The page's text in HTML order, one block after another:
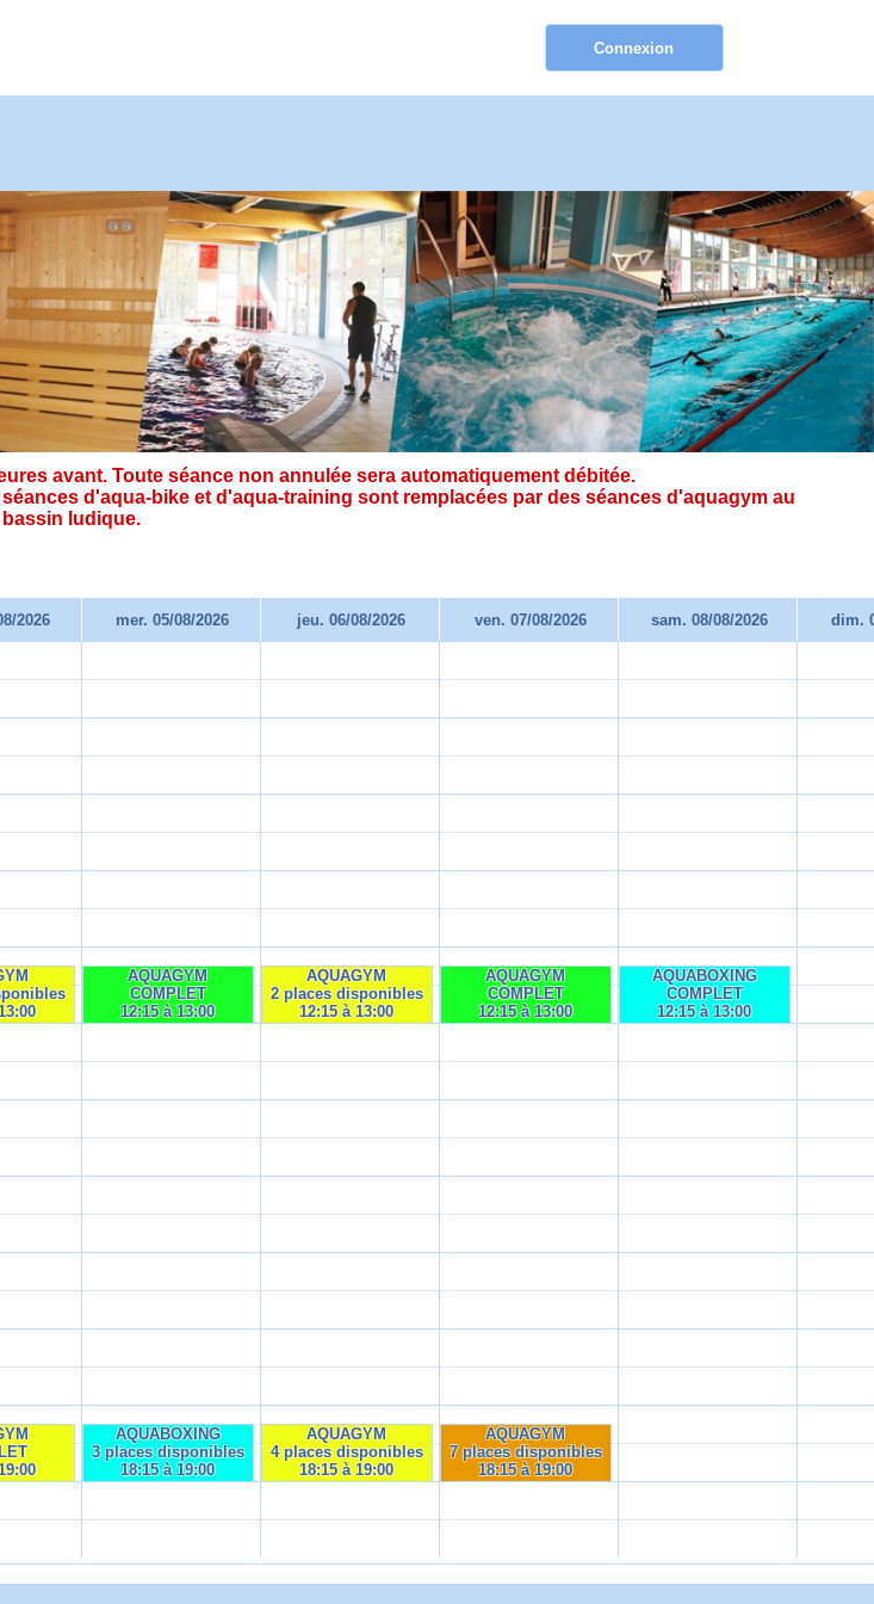
avant. Toute séance non annulée sera automatiquement débitée.
d'aqua-bike et d'aqua-training sont remplacées par des séances d'aquagym au
bassin ludique.
2026 mer. 05/08/2026 jeu. 06/08/2026 ven. 07/08/2026 sam. 08/08/2026 dim.
AQUAGYM
COMPLET
12:15 à 13:00
AQUABOXING
3 places disponibles
18:15 à 19:00
AQUAGYM
2 places disponibles
12:15 à 13:00
AQUAGYM
4 places disponibles
18:15 à 19:00
AQUAGYM
COMPLET
12:15 à 13:00
AQUAGYM
7 places disponibles
18:15 à 19:00
AQUABOXING
COMPLET
12:15 à 13:00